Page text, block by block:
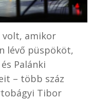
volt, amikor
lévő püspököt,
Palánki
– több száz
Tibor